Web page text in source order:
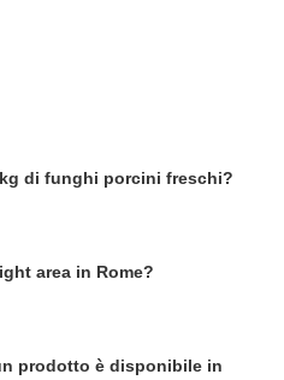
di funghi porcini freschi?
area in Rome?
prodotto è disponibile in